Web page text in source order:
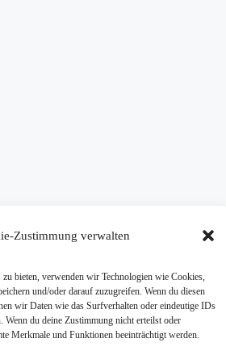
Zustimmung verwalten
bieten, verwenden wir Technologien wie Cookies,
und/oder darauf zuzugreifen. Wenn du diesen
wir Daten wie das Surfverhalten oder eindeutige IDs
Wenn du deine Zustimmung nicht erteilst oder
Merkmale und Funktionen beeinträchtigt werden.